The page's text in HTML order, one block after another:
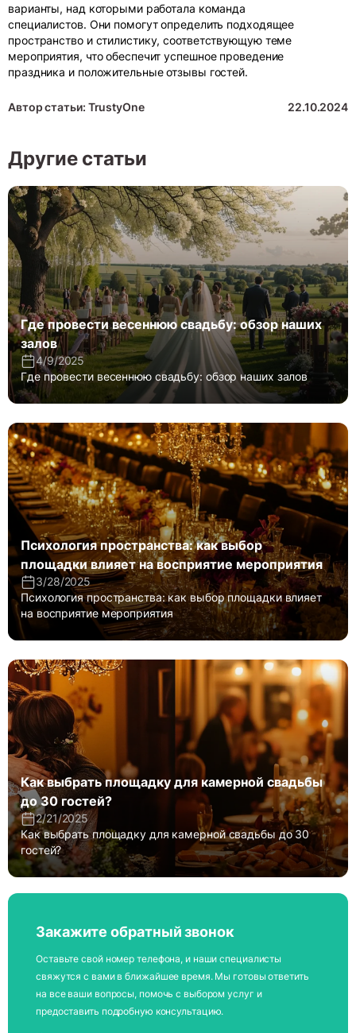
варианты, над которыми работала команда
специалистов. Они помогут определить подходящее
пространство и стилистику, соответствующую теме
мероприятия, что обеспечит успешное проведение
праздника и положительные отзывы гостей.
Автор статьи: TrustyOne 22.10.2024
Другие статьи
Где провести весеннюю свадьбу: обзор наших
залов
4/9/2025
Где провести весеннюю свадьбу: обзор наших залов
Психология пространства: как выбор
площадки влияет на восприятие мероприятия
3/28/2025
Психология пространства: как выбор площадки влияет
на восприятие мероприятия
Как выбрать площадку для камерной свадьбы
до 30 гостей?
2/21/2025
Как выбрать площадку для камерной свадьбы до 30
гостей?
Закажите обратный звонок
Оставьте свой номер телефона, и наши специалисты
свяжутся с вами в ближайшее время. Мы готовы ответить
на все ваши вопросы, помочь с выбором услуг и
предоставить подробную консультацию.